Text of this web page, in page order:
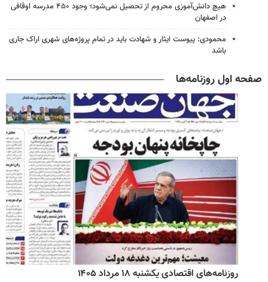
هیچ دانش‌آموزی محروم از تحصیل نمی‌شود؛ وجود ۴۵۰ مدرسه اوقافی
در اصفهان
محمودی: پیوست ایثار و شهادت باید در تمام پروژه‌های شهری اراک جاری
باشد
صفحه اول روزنامه‌ها
روزنامه‌های اقتصادی یکشنبه ۱۸ مرداد ۱۴۰۵